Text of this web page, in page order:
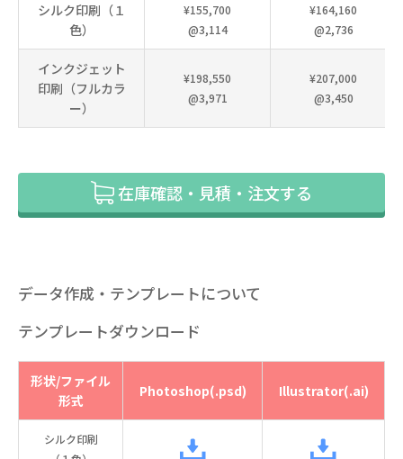
シルク印刷（１
色）
¥155,700
@3,114
¥164,160
@2,736
インクジェット
印刷（フルカラ
ー）
¥198,550
@3,971
¥207,000
@3,450
在庫確認・見積・注文する
データ作成・テンプレートについて
テンプレートダウンロード
形状/ファイル
形式
Photoshop(.psd) Illustrator(.ai)
シルク印刷